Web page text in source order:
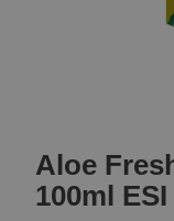
the
beginning
of
Aloe
100ml